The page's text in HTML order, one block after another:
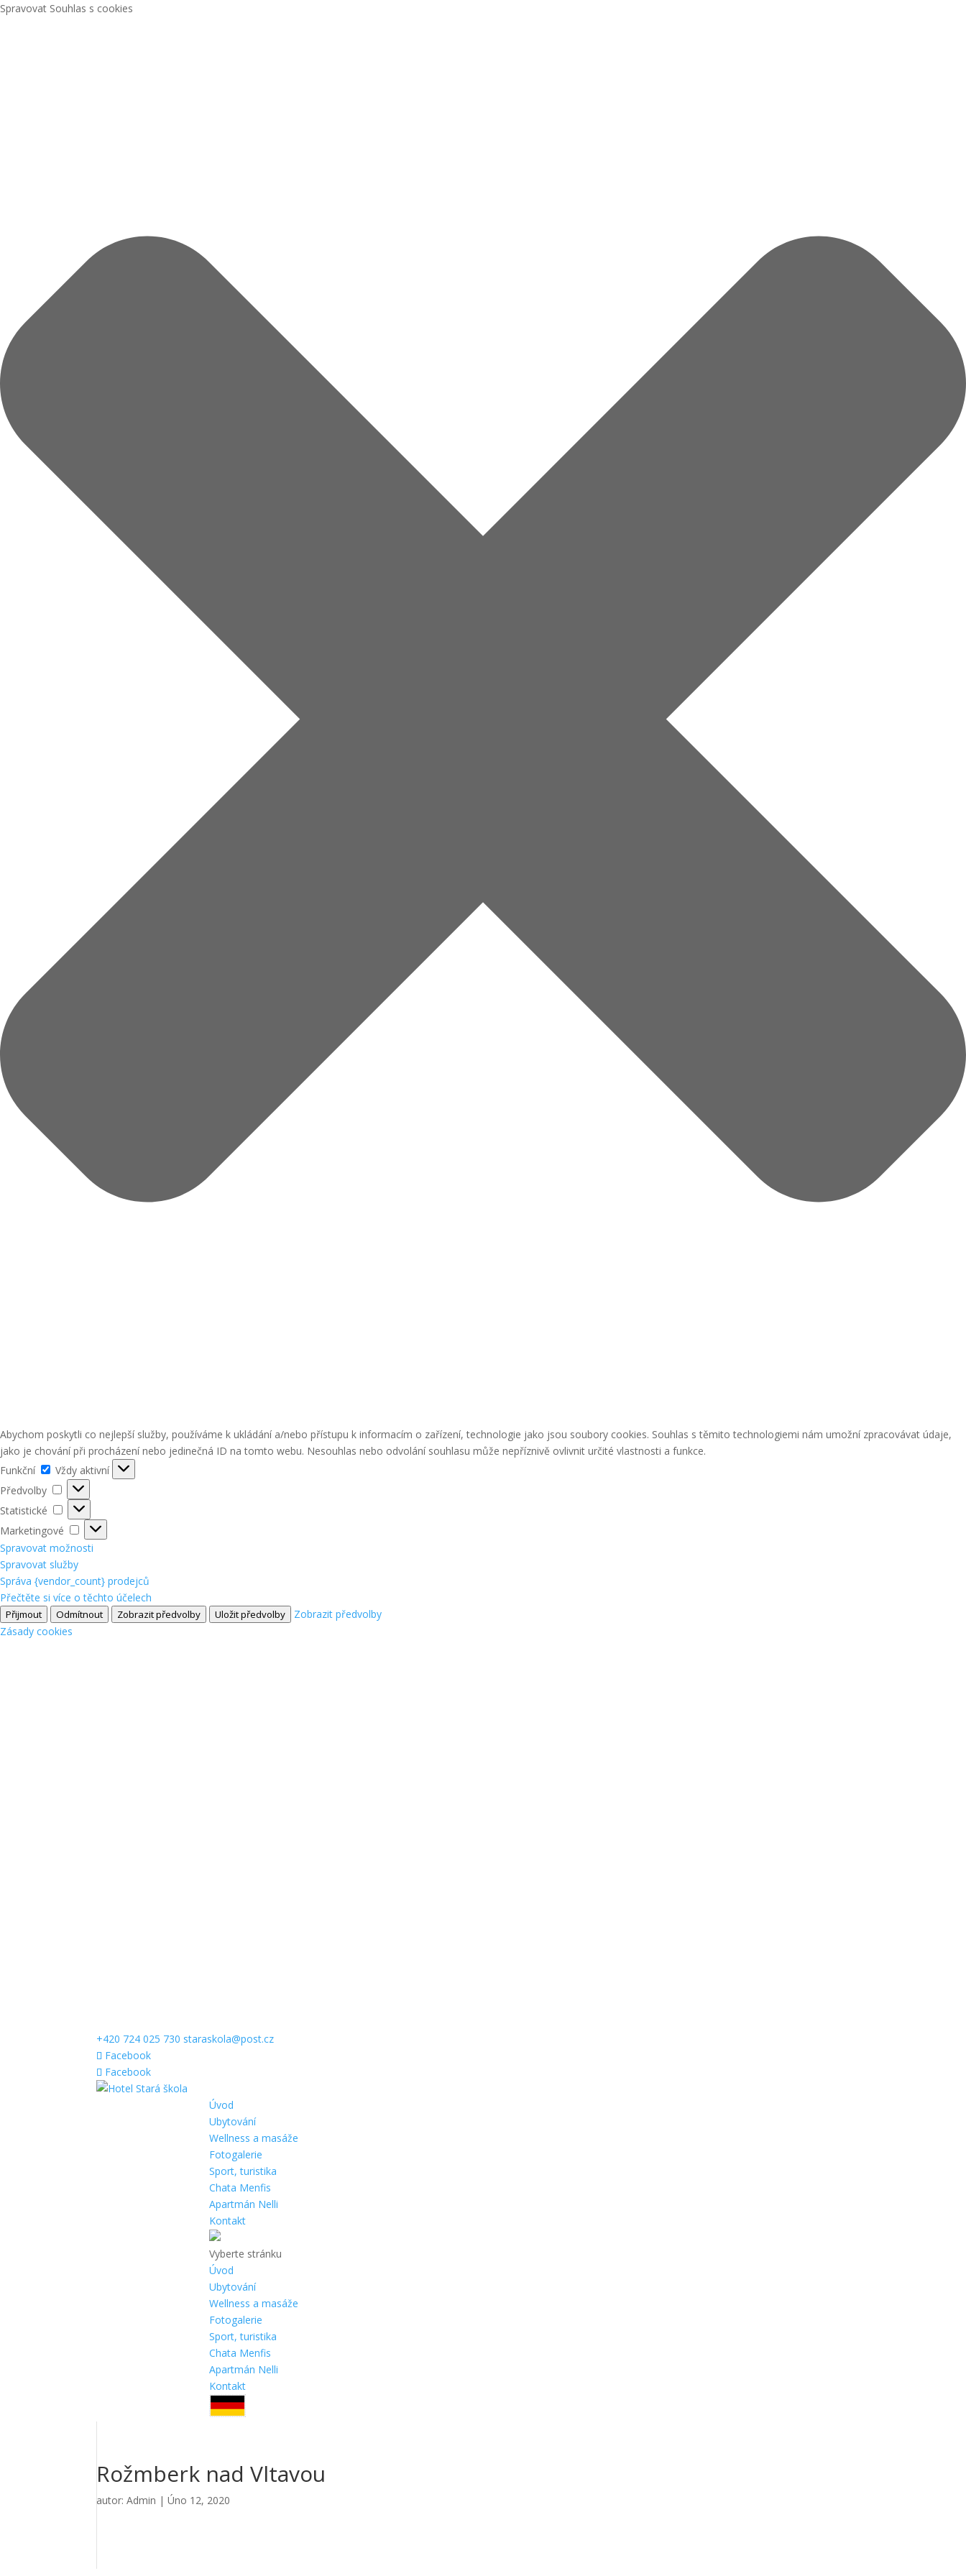
Spravovat Souhlas s cookies
Abychom poskytli co nejlepší služby, používáme k ukládání a/nebo přístupu k informacím o zařízení, technologie jako jsou soubory cookies. Souhlas s těmito technologiemi nám umožní zpracovávat údaje,
jako je chování při procházení nebo jedinečná ID na tomto webu. Nesouhlas nebo odvolání souhlasu může nepříznivě ovlivnit určité vlastnosti a funkce.
Funkční
Funkční
Vždy aktivní
Předvolby
Předvolby
Statistické
Statistické
Marketingové
Marketingové
Spravovat možnosti
Spravovat služby
Správa {vendor_count} prodejců
Přečtěte si více o těchto účelech
Přijmout Odmítnout Zobrazit předvolby Uložit předvolby
Zobrazit předvolby
Zásady cookies
+420 724 025 730 staraskola@post.cz
Facebook
Facebook
Úvod
Ubytování
Wellness a masáže
Fotogalerie
Sport, turistika
Chata Menfis
Apartmán Nelli
Kontakt
Vyberte stránku
Úvod
Ubytování
Wellness a masáže
Fotogalerie
Sport, turistika
Chata Menfis
Apartmán Nelli
Kontakt
Rožmberk nad Vltavou
autor:Admin |Úno 12, 2020